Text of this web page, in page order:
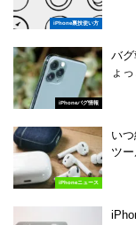
iPhone裏技使い方
iPhoneバグ情報
バ
ょ
iPhoneニュース
い
ツー